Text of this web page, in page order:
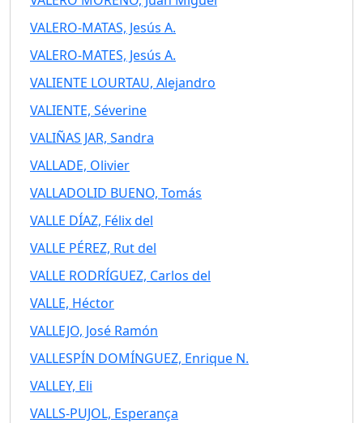
VALERO-MATAS, Jesús A.
VALERO-MATES, Jesús A.
VALIENTE LOURTAU, Alejandro
VALIENTE, Séverine
VALIÑAS JAR, Sandra
VALLADE, Olivier
VALLADOLID BUENO, Tomás
VALLE DÍAZ, Félix del
VALLE PÉREZ, Rut del
VALLE RODRÍGUEZ, Carlos del
VALLE, Héctor
VALLEJO, José Ramón
VALLESPÍN DOMÍNGUEZ, Enrique N.
VALLEY, Eli
VALLS-PUJOL, Esperança